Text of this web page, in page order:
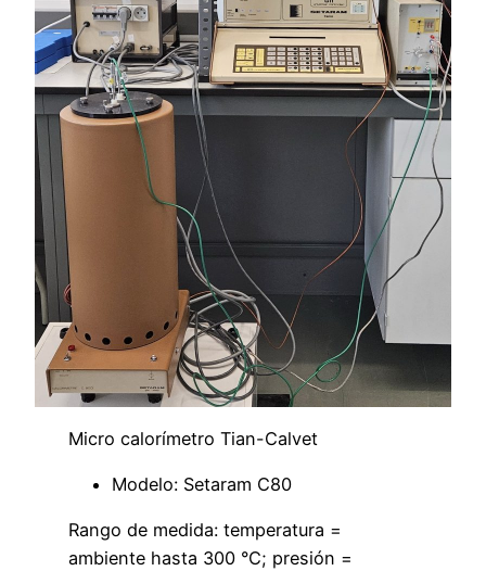
Micro calorímetro Tian-Calvet
Modelo: Setaram C80
Rango de medida: temperatura =
ambiente hasta 300 °C; presión =